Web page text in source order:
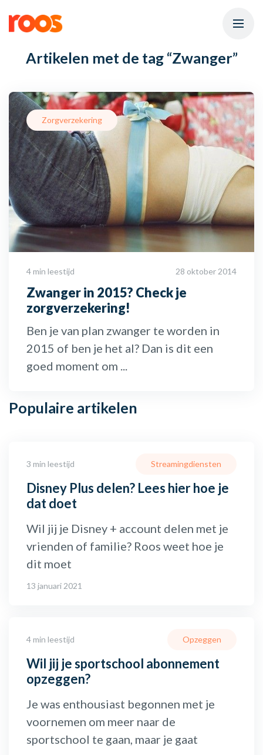
Artikelen met de tag “Zwanger”
Zorgverzekering
4 min leestijd 28 oktober 2014
Zwanger in 2015? Check je
zorgverzekering!
Ben je van plan zwanger te worden in
2015 of ben je het al? Dan is dit een
goed moment om ...
Populaire artikelen
3 min leestijd
Disney Plus delen? Lees hier hoe je
dat doet
Streamingdiensten
Wil jij je Disney + account delen met je
vrienden of familie? Roos weet hoe je
dit moet
13 januari 2021
4 min leestijd
Wil jij je sportschool abonnement
opzeggen?
Opzeggen
Je was enthousiast begonnen met je
voornemen om meer naar de
sportschool te gaan, maar je gaat